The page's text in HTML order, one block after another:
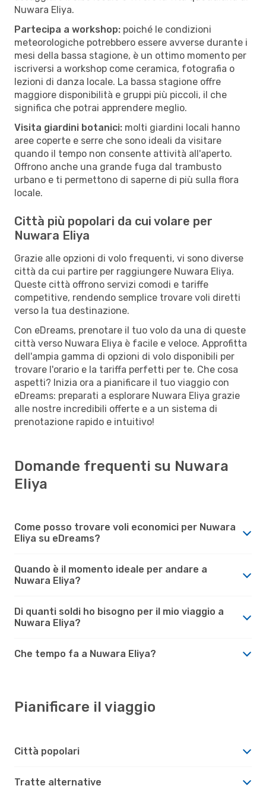
Nuwara Eliya.
Partecipa a workshop: poiché le condizioni
meteorologiche potrebbero essere avverse durante i
mesi della bassa stagione, è un ottimo momento per
iscriversi a workshop come ceramica, fotografia o
lezioni di danza locale. La bassa stagione offre
maggiore disponibilità e gruppi più piccoli, il che
significa che potrai apprendere meglio.
Visita giardini botanici: molti giardini locali hanno
aree coperte e serre che sono ideali da visitare
quando il tempo non consente attività all'aperto.
Offrono anche una grande fuga dal trambusto
urbano e ti permettono di saperne di più sulla flora
locale.
Città più popolari da cui volare per
Nuwara Eliya
Grazie alle opzioni di volo frequenti, vi sono diverse
città da cui partire per raggiungere Nuwara Eliya.
Queste città offrono servizi comodi e tariffe
competitive, rendendo semplice trovare voli diretti
verso la tua destinazione.
Con eDreams, prenotare il tuo volo da una di queste
città verso Nuwara Eliya è facile e veloce. Approfitta
dell'ampia gamma di opzioni di volo disponibili per
trovare l'orario e la tariffa perfetti per te. Che cosa
aspetti? Inizia ora a pianificare il tuo viaggio con
eDreams: preparati a esplorare Nuwara Eliya grazie
alle nostre incredibili offerte e a un sistema di
prenotazione rapido e intuitivo!
Domande frequenti su Nuwara
Eliya
Come posso trovare voli economici per Nuwara
Eliya su eDreams?
Quando è il momento ideale per andare a
Nuwara Eliya?
Di quanti soldi ho bisogno per il mio viaggio a
Nuwara Eliya?
Che tempo fa a Nuwara Eliya?
Pianificare il viaggio
Città popolari
Tratte alternative